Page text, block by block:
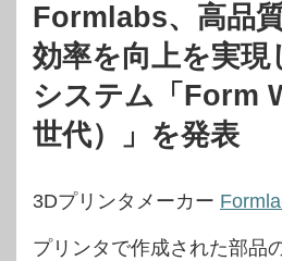
Formlabs、高品
効率を向上を実現
システム「Form
世代）」を発表
3Dプリンタメーカー
プリンタで作成された部品